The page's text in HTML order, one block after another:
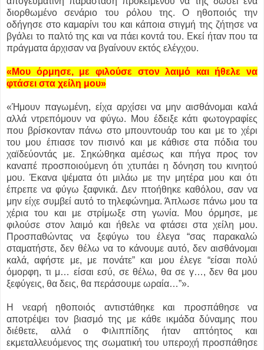
διορθωμένο σενάριο του ρόλου της. Ο ηθοποιός την
οδήγησε στο καμαρίνι του και κάποια στιγμή της ζήτησε να
βγάλει το παλτό της και να πάει κοντά του. Εκεί ήταν που τα
πράγματα άρχισαν να βγαίνουν εκτός ελέγχου.
«Μου όρμησε, με φιλούσε στον λαιμό και ήθελε να
φτάσει στα χείλη μου»
«Ήμουν παγωμένη, είχα αρχίσει να μην αισθάνομαι καλά
αλλά ντρεπόμουν να φύγω. Μου έδειξε κάτι φωτογραφίες
που βρίσκονταν πάνω στο μπουντουάρ του και με το χέρι
του μου έπιασε τον πισινό και με κάθισε στα πόδια του
χαϊδεύοντάς με. Σηκώθηκα αμέσως και πήγα προς τον
καναπέ προσποιούμενη ότι χτυπάει η δόνηση του κινητού
μου. Έκανα ψέματα ότι μιλάω με την μητέρα μου και ότι
έπρεπε να φύγω ξαφνικά. Δεν πτοήθηκε καθόλου, σαν να
μην είχε συμβεί αυτό το τηλεφώνημα. Άπλωσε πάνω μου τα
χέρια του και με στρίμωξε στη γωνία. Μου όρμησε, με
φιλούσε στον λαιμό και ήθελε να φτάσει στα χείλη μου.
Προσπαθώντας να ξεφύγω του έλεγα “σας παρακαλώ
σταματήστε, δεν θέλω να το κάνουμε αυτό, δεν αισθάνομαι
καλά, αφήστε με, με πονάτε” και μου έλεγε “είσαι πολύ
όμορφη, τι μ… είσαι εσύ, σε θέλω, θα σε γ…, δεν θα μου
ξεφύγεις, θα δεις, θα περάσουμε ωραία…”».
Η νεαρή ηθοποιός αντιστάθηκε και προσπάθησε να
αποτρέψει τον βιασμό της με κάθε ικμάδα δύναμης που
διέθετε, αλλά ο Φιλιππίδης ήταν απτόητος και
εκμεταλλευόμενος της σωματική του υπεροχή προσπάθησε